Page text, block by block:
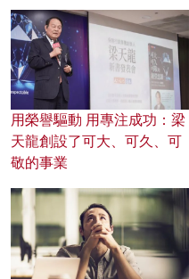
用榮譽驅動 用專注成功：梁
天龍創設了可大、可久、可
敬的事業